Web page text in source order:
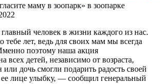
маму в зоопарк» в зоопарке
человек в жизни каждого из нас.
тебе лет, ведь для своих мам мы всегда
поэтому наша акция
всех детей, независимо от возраста,
дочь смогли подарить радость своей
лице улыбку, — сообщил генеральный